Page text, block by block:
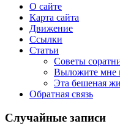
О сайте
Карта сайта
Движение
Ссылки
Статьи
Советы
Выложите мне
Эта бешеная
Обратная связь
Случайные записи